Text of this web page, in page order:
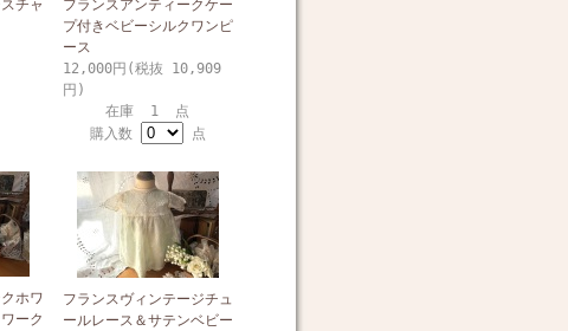
チャ
フランスアンティークケー
プ付きベビーシルクワンピ
ース
12,000円(税抜 10,909
円)
在庫 1 点
購入数
点
ホワ
ーク
フランスヴィンテージチュ
ールレース＆サテンベビー